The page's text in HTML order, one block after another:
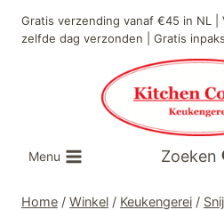
naar
Gratis verzending vanaf €45 in NL |
zelfde dag verzonden | Gratis
Menu Zoeken
Home / Winkel / Keukengerei /